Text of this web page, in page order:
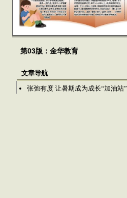
第03版：金华教育
文章导航
张弛有度 让暑期成为成长“加油站”